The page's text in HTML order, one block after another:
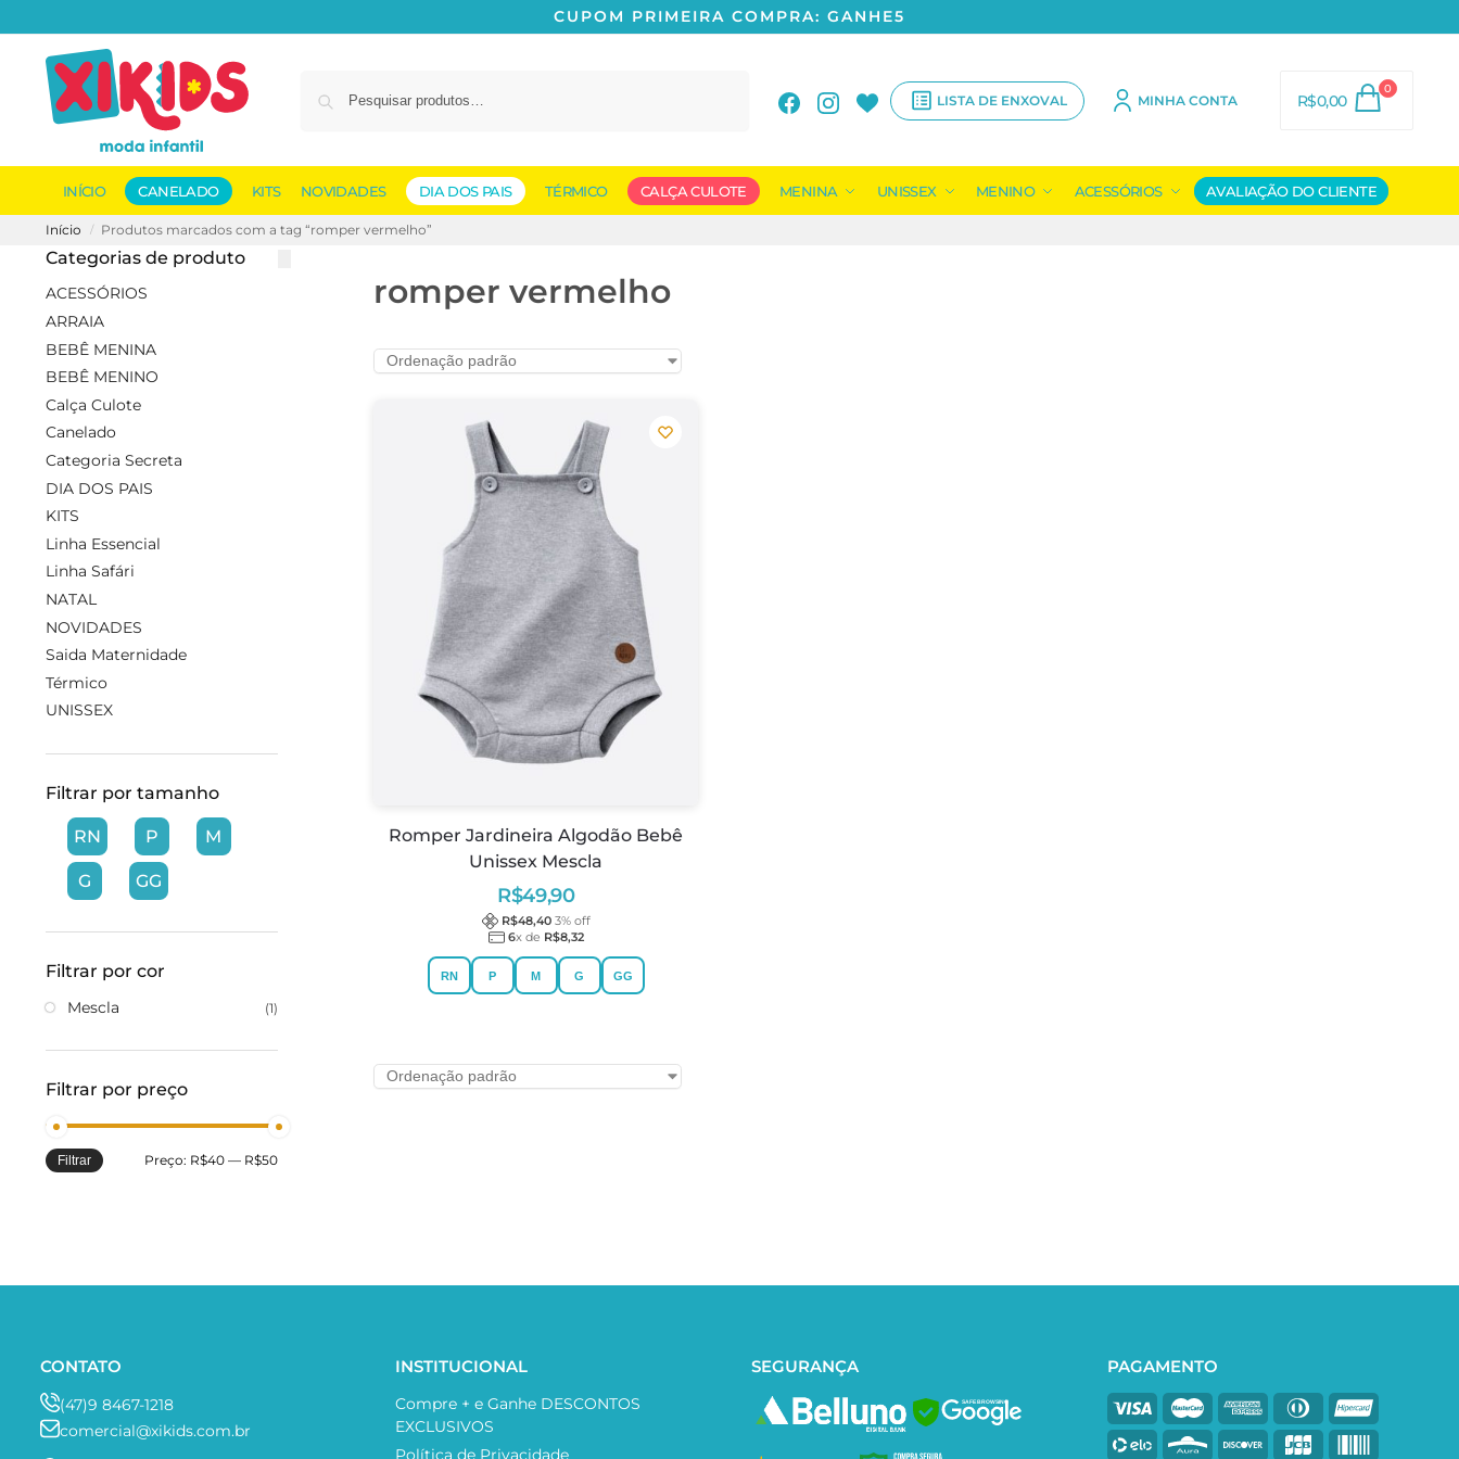
CUPOM PRIMEIRA COMPRA: GANHE5
LISTA DE ENXOVAL
MINHA CONTA R$0,00
0
INÍCIO CANELADO KITS NOVIDADES DIA DOS PAIS TÉRMICO CALÇA CULOTE MENINA UNISSEX MENINO ACESSÓRIOS AVALIAÇÃO DO CLIENTE
Início / Produtos marcados com a tag “romper vermelho”
romper vermelho
Romper Jardineira Algodão Bebê
Unissex Mescla
R$49,90
R$48,40 3% off
6x de R$8,32
RN P M G GG
Categorias de produto
ACESSÓRIOS
ARRAIA
BEBÊ MENINA
BEBÊ MENINO
Calça Culote
Canelado
Categoria Secreta
DIA DOS PAIS
KITS
Linha Essencial
Linha Safári
NATAL
NOVIDADES
Saida Maternidade
Térmico
UNISSEX
Filtrar por tamanho
RN P M
G GG
Filtrar por cor
Mescla (1)
Filtrar por preço
Filtrar Preço: R$40 — R$50
CONTATO
(47)9 8467-1218
comercial@xikids.com.br
INSTITUCIONAL
Compre + e Ganhe DESCONTOS
EXCLUSIVOS
Política de Privacidade
SEGURANÇA
SAFE BROWSING
PAGAMENTO